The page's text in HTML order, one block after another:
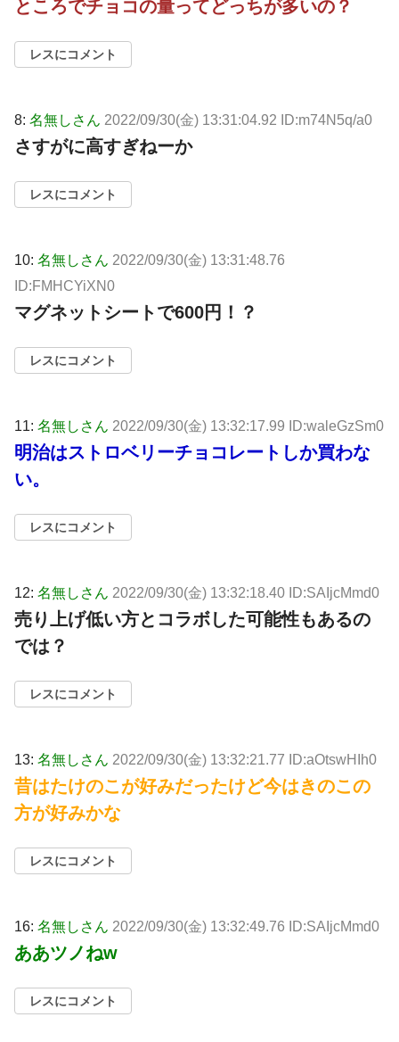
ところでチョコの量ってどっちが多いの？
レスにコメント
8: 名無しさん 2022/09/30(金) 13:31:04.92 ID:m74N5q/a0
さすがに高すぎねーか
レスにコメント
10: 名無しさん 2022/09/30(金) 13:31:48.76
ID:FMHCYiXN0
マグネットシートで600円！？
レスにコメント
11: 名無しさん 2022/09/30(金) 13:32:17.99 ID:waleGzSm0
明治はストロベリーチョコレートしか買わな
い。
レスにコメント
12: 名無しさん 2022/09/30(金) 13:32:18.40 ID:SAIjcMmd0
売り上げ低い方とコラボした可能性もあるの
では？
レスにコメント
13: 名無しさん 2022/09/30(金) 13:32:21.77 ID:aOtswHIh0
昔はたけのこが好みだったけど今はきのこの
方が好みかな
レスにコメント
16: 名無しさん 2022/09/30(金) 13:32:49.76 ID:SAIjcMmd0
ああツノねw
レスにコメント